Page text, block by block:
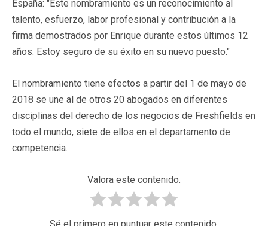
España: "Este nombramiento es un reconocimiento al
talento, esfuerzo, labor profesional y contribución a la
firma demostrados por Enrique durante estos últimos 12
años. Estoy seguro de su éxito en su nuevo puesto."
El nombramiento tiene efectos a partir del 1 de mayo de
2018 se une al de otros 20 abogados en diferentes
disciplinas del derecho de los negocios de Freshfields en
todo el mundo, siete de ellos en el departamento de
competencia.
Valora este contenido.
Sé el primero en puntuar este contenido.